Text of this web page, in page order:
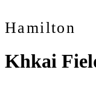
Hamilton
Khkai